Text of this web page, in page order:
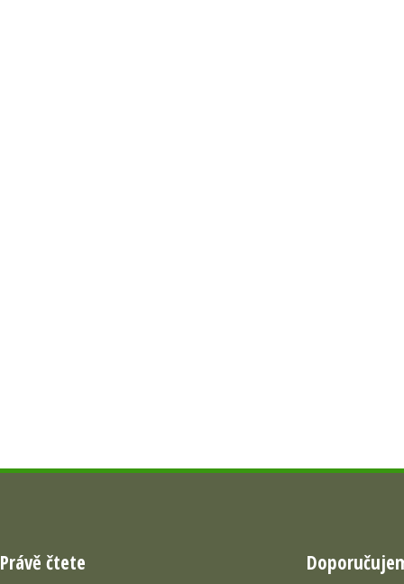
Právě čtete